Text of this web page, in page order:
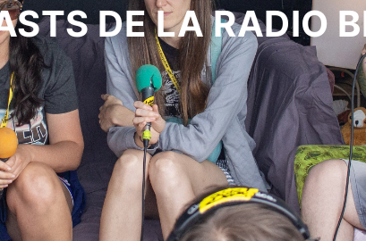
DE LA RADIO